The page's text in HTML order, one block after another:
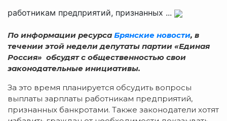
работникам предприятий, признанных ...
По информации ресурса Брянские новости, в
течении этой недели депутаты партии «Единая
Россия» обсудят с общественностью свои
законодательные инициативы.
За это время планируется обсудить вопросы
выплаты зарплаты работникам предприятий,
признанных банкротами. Также законодатели хотят